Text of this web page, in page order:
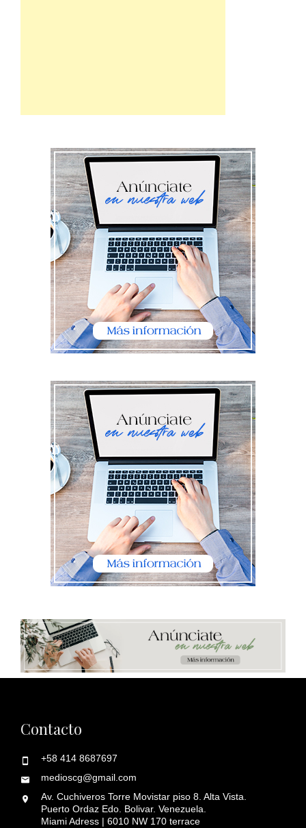
Contacto
+58 414 8687697
medioscg@gmail.com
Av. Cuchiveros Torre Movistar piso 8. Alta Vista.
Puerto Ordaz Edo. Bolivar. Venezuela.
Miami Adress | 6010 NW 170 terrace